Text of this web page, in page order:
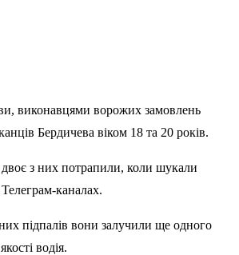
виконавцями ворожих замовлень
Бердичева віком 18 та 20 років.
двоє з них потрапили, коли шукали
Телеграм-каналах.
підпалів вони залучили ще одного
водія.